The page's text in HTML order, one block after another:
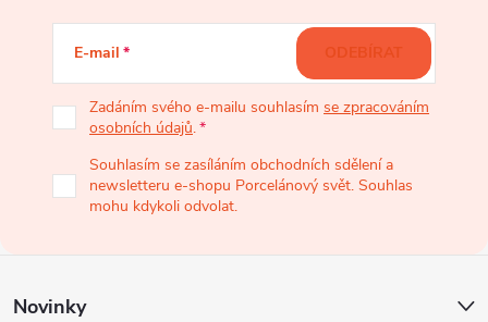
í
E-mail
Zadáním svého e-mailu souhlasím se zpracováním
osobních údajů.
Souhlasím se zasíláním obchodních sdělení a
newsletteru e-shopu Porcelánový svět. Souhlas
mohu kdykoli odvolat.
ODEBÍRAT
Novinky